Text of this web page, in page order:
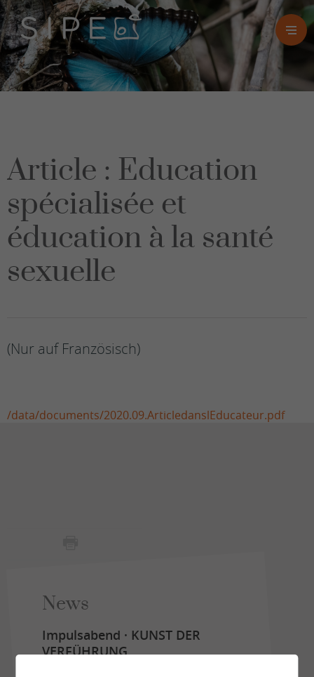
Article : Education
spécialisée et
éducation à la santé
sexuelle
(Nur auf Französisch)
/data/documents/2020.09.ArticledanslEducateur.pdf
News
Impulsabend · KUNST DER
VERFÜHRUNG